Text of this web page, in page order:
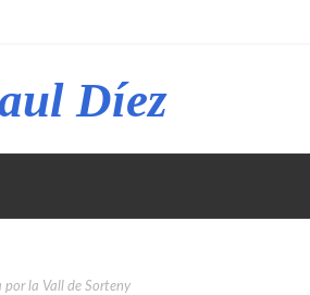
Díez
por la Vall de Sorteny